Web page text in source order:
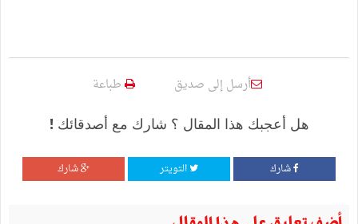
أرسل إلى صديق طباعة
هل أعجبك هذا المقال ؟ شارك مع أصدقائك !
شارك التويتر شارك